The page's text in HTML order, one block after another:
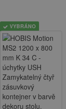
VYBRÁNO